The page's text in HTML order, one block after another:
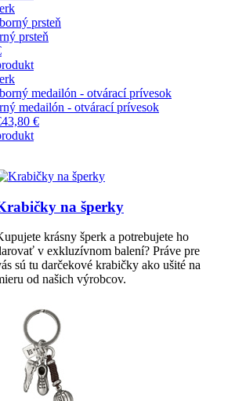
prsteň
medailón - otvárací prívesok
43,80 €
na šperky
krásny šperk a potrebujete ho
v exkluzívnom balení? Práve pre
sú tu darčekové krabičky ako ušité na
od našich výrobcov.